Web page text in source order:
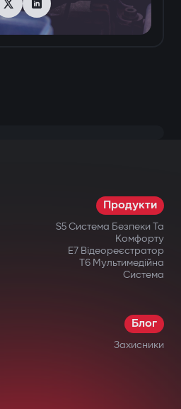
Продукти
S5 Система Безпеки Та
Комфорту
E7 Відеореєстратор
T6 Мультимедійна
Система
Блог
Захисники